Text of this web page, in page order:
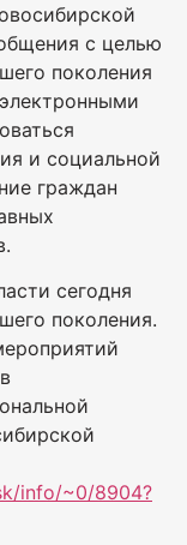
с целью
поколения
и социальной
граждан
сегодня
поколения.
info/~0/8904?